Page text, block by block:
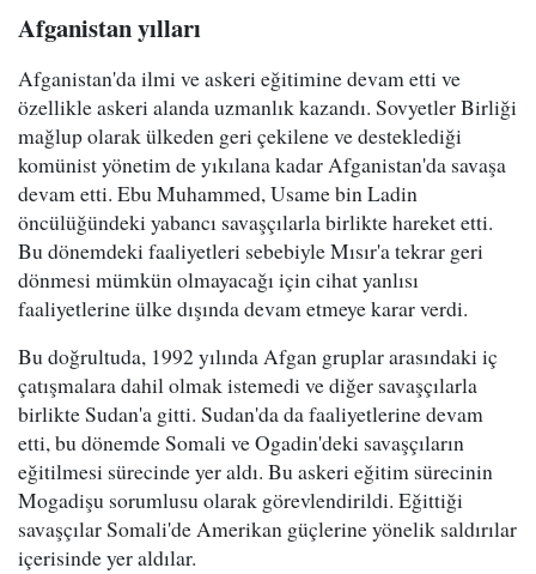
Afganistan yılları
Afganistan'da ilmi ve askeri eğitimine devam etti ve
özellikle askeri alanda uzmanlık kazandı. Sovyetler Birliği
mağlup olarak ülkeden geri çekilene ve desteklediği
komünist yönetim de yıkılana kadar Afganistan'da savaşa
devam etti. Ebu Muhammed, Usame bin Ladin
öncülüğündeki yabancı savaşçılarla birlikte hareket etti.
Bu dönemdeki faaliyetleri sebebiyle Mısır'a tekrar geri
dönmesi mümkün olmayacağı için cihat yanlısı
faaliyetlerine ülke dışında devam etmeye karar verdi.
Bu doğrultuda, 1992 yılında Afgan gruplar arasındaki iç
çatışmalara dahil olmak istemedi ve diğer savaşçılarla
birlikte Sudan'a gitti. Sudan'da da faaliyetlerine devam
etti, bu dönemde Somali ve Ogadin'deki savaşçıların
eğitilmesi sürecinde yer aldı. Bu askeri eğitim sürecinin
Mogadişu sorumlusu olarak görevlendirildi. Eğittiği
savaşçılar Somali'de Amerikan güçlerine yönelik saldırılar
içerisinde yer aldılar.